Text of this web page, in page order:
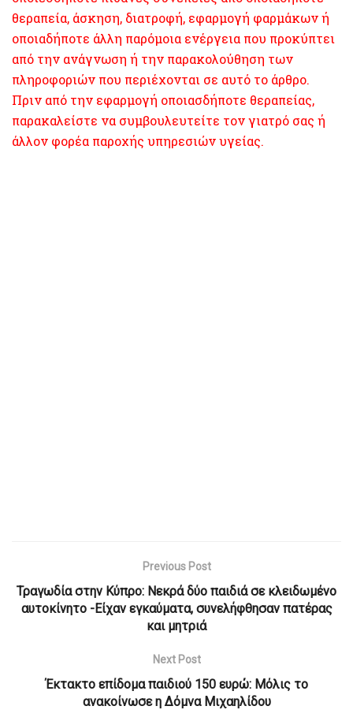
θεραπεία, άσκηση, διατροφή, εφαρμογή φαρμάκων ή
οποιαδήποτε άλλη παρόμοια ενέργεια που προκύπτει
από την ανάγνωση ή την παρακολούθηση των
πληροφοριών που περιέχονται σε αυτό το άρθρο.
Πριν από την εφαρμογή οποιασδήποτε θεραπείας,
παρακαλείστε να συμβουλευτείτε τον γιατρό σας ή
άλλον φορέα παροχής υπηρεσιών υγείας.
Previous Post
Τραγωδία στην Κύπρο: Νεκρά δύο παιδιά σε κλειδωμένο
αυτοκίνητο -Είχαν εγκαύματα, συνελήφθησαν πατέρας
και μητριά
Next Post
Έκτακτο επίδομα παιδιού 150 ευρώ: Μόλις το
ανακοίνωσε η Δόμνα Μιχαηλίδου